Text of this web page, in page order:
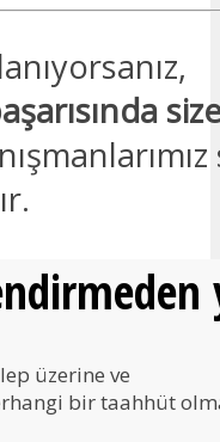
üzerine ve
bir taahhüt